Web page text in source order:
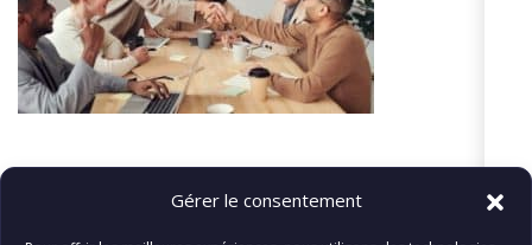
Gérer le consentement